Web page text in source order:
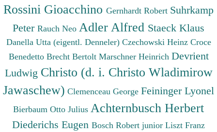
Rossini Gioacchino Gernhardt Robert Suhrkamp
Peter Rauch Neo Adler Alfred Staeck Klaus
Danella Utta (eigentl. Denneler) Czechowski Heinz Croce
Benedetto Brecht Bertolt Marschner Heinrich Devrient
Ludwig Christo (d. i. Christo Wladimirow
Jawaschew) Clemenceau George Feininger Lyonel
Bierbaum Otto Julius Achternbusch Herbert
Diederichs Eugen Bosch Robert junior Liszt Franz